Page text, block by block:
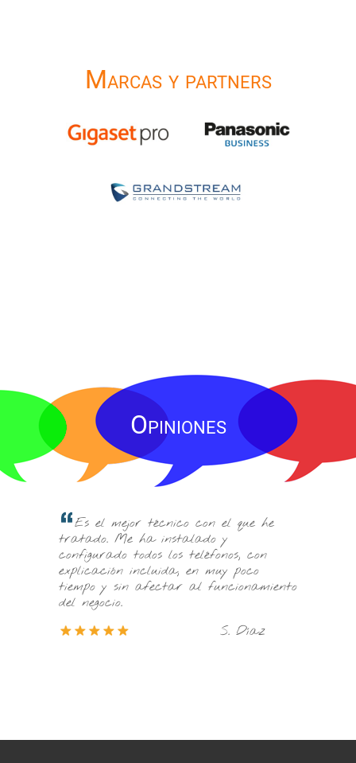
Marcas y partners
Opiniones
con el que he
instalado y
los teléfonos, con
en muy poco
al funcionamiento
S. Díaz
Mi técnico de toda la vida me
recomendó porque el se
principio no estaba seguro,
puedo decir que son los mejores
profesionales de Moncada.